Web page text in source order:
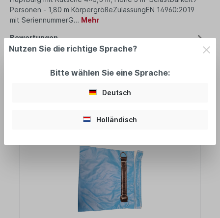
Personen - 1,80 m KörpergrößeZulassungEN 14960:2019
mit SeriennummerG… Mehr
Bewertungen
empfohlenes Zubehör
Nutzen Sie die richtige Sprache?
Bitte wählen Sie eine Sprache:
Deutsch
Holländisch